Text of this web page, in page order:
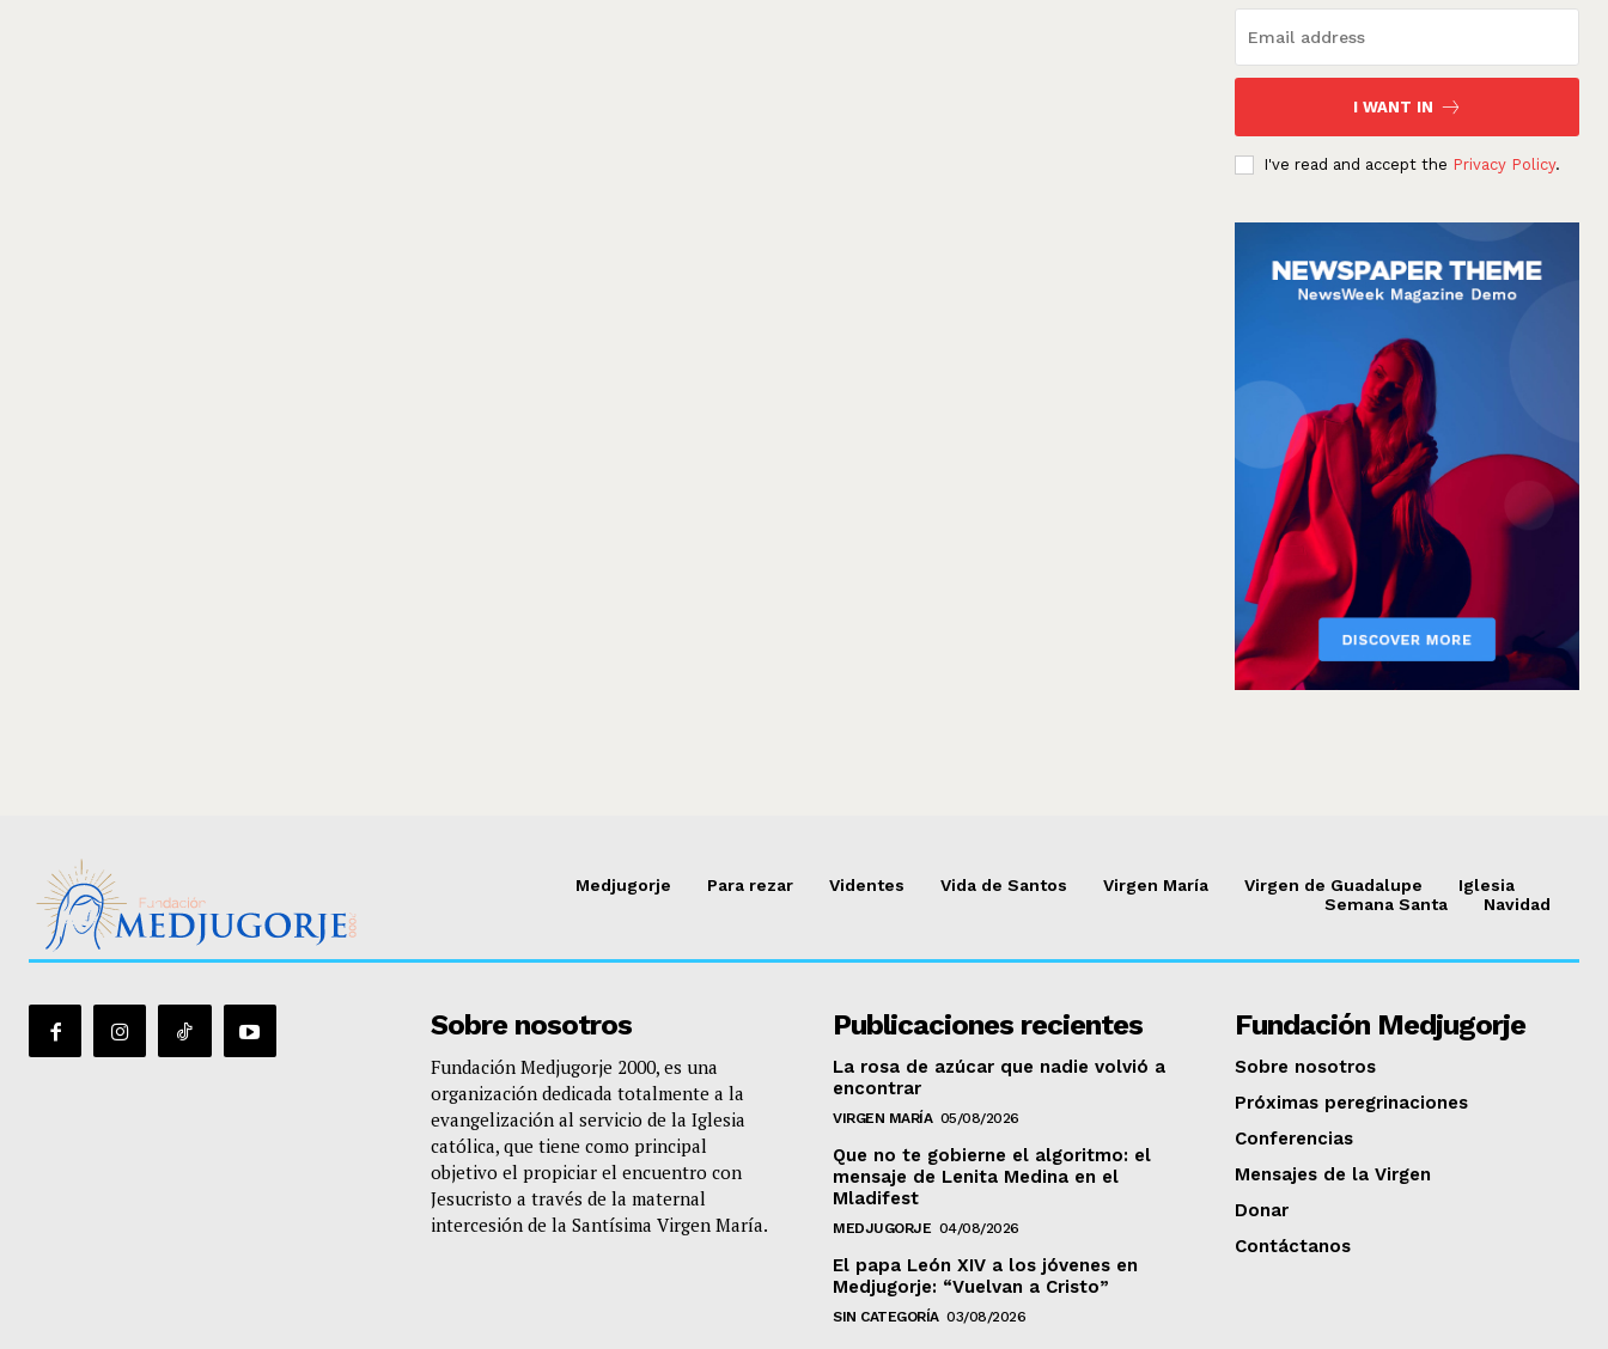
I WANT IN
I've read and accept the Privacy Policy.
Medjugorje Para rezar Videntes Vida de Santos Virgen María Virgen de Guadalupe
Iglesia
Semana Santa
Navidad
Sobre nosotros
Fundación Medjugorje 2000, es una
organización dedicada totalmente a la
evangelización al servicio de la Iglesia
católica, que tiene como principal
objetivo el propiciar el encuentro con
Jesucristo a través de la maternal
intercesión de la Santísima Virgen María.
Publicaciones recientes
La rosa de azúcar que nadie volvió a
encontrar
VIRGEN MARÍA 05/08/2026
Que no te gobierne el algoritmo: el
mensaje de Lenita Medina en el
Mladifest
MEDJUGORJE 04/08/2026
El papa León XIV a los jóvenes en
Medjugorje: “Vuelvan a Cristo”
SIN CATEGORÍA 03/08/2026
Fundación Medjugorje
Sobre nosotros
Próximas peregrinaciones
Conferencias
Mensajes de la Virgen
Donar
Contáctanos